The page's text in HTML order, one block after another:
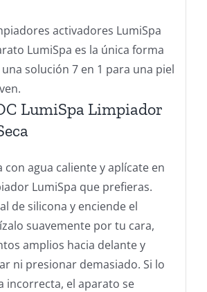
activadores LumiSpa
LumiSpa es la única forma
solución 7 en 1 para una piel
LumiSpa Limpiador
con agua caliente y aplícate en
LumiSpa que prefieras.
de silicona y enciende el
suavemente por tu cara,
amplios hacia delante y
ni presionar demasiado. Si lo
incorrecta, el aparato se